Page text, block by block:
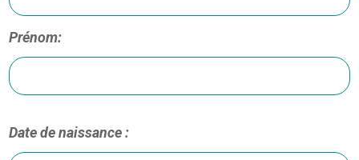
Prénom:
Date de naissance :